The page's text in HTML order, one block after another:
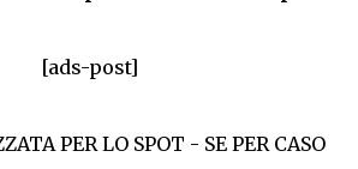
[ads-post]
PER LO SPOT - SE PER CASO